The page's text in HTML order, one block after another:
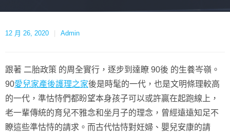
12 月 26, 2020 Admin
跟著 二胎政策 的周全實行，逐步到達瞭 90後 的生養岑嶺。
90愛兒家產後護理之家後是時髦的一代，也是文明條理較高
的一代，準怙恃們都盼望本身孩子可以或許贏在起跑線上，
老一輩傳統的育兒不雅念和坐月子的理念，曾經遠遠知足不
瞭這些準怙恃的請求。而古代怙恃對妊婦、嬰兒安康的請